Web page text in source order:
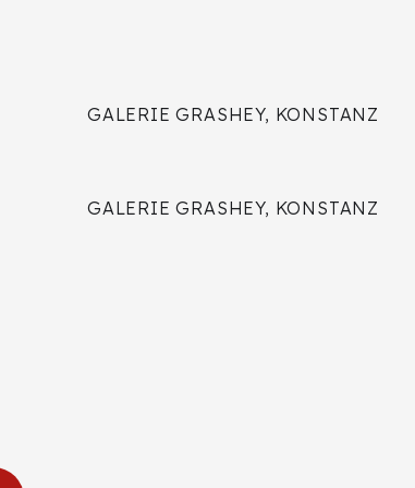
GALERIE GRASHEY, KONSTANZ
GALERIE GRASHEY, KONSTANZ